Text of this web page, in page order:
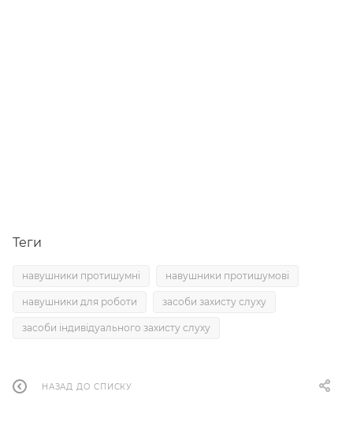
Теги
навушники протишумні навушники протишумові
навушники для роботи засоби захисту слуху
засоби індивідуального захисту слуху
НАЗАД ДО СПИСКУ